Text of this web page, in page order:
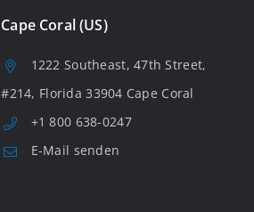
Cape Coral (US)
1222 Southeast, 47th Street,
#214, Florida 33904 Cape Coral
+1 800 638-0247
E-Mail senden